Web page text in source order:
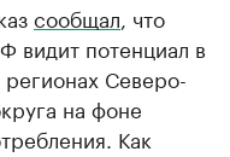
сообщал , что
видит потенциал в
Северо-
на фоне
Как